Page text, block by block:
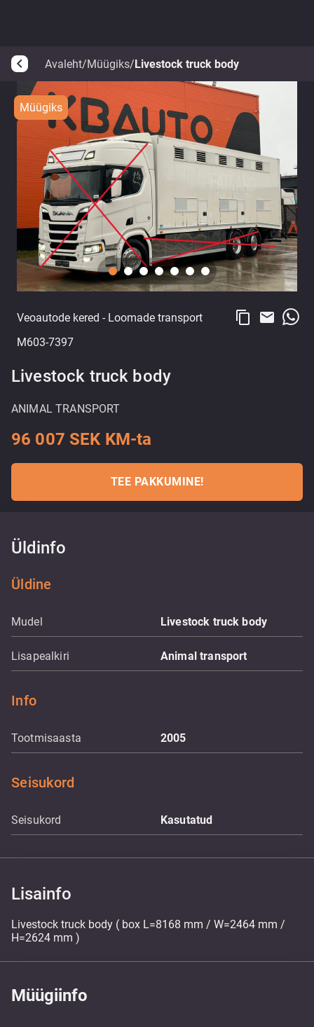
arrow_back_ios Avaleht/Müügiks/Livestock truck body
Müügiks
Veoautode kered - Loomade transport
M603-7397
content_copy email
Livestock truck body
ANIMAL TRANSPORT
96 007 SEK KM-ta
TEE PAKKUMINE!
Üldinfo
Üldine
Mudel Livestock truck body
Lisapealkiri Animal transport
Info
Tootmisaasta 2005
Seisukord
Seisukord Kasutatud
Lisainfo
Livestock truck body ( box L=8168 mm / W=2464 mm /
H=2624 mm )
Müügiinfo